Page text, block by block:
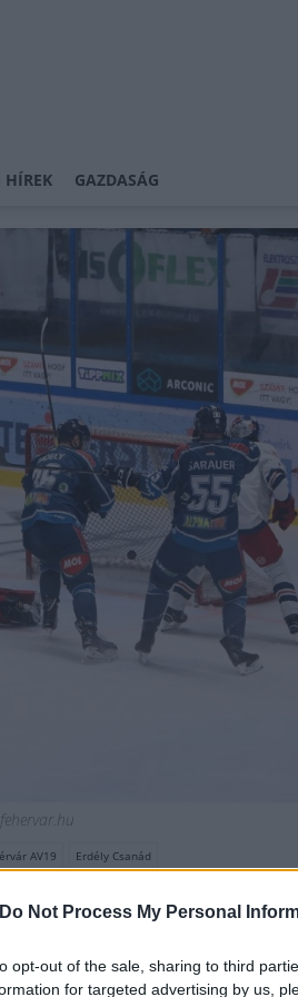
Do Not Process My Personal
opt-out of the sale, sharing to third
for targeted advertising by us,
HÍREK GAZDASÁG
AV19 Erdély Csanád
hosszabbított a